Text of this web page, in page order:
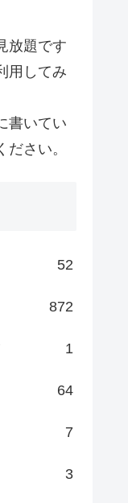
放題です
用してみ
書いてい
さい。
52
872
1
64
7
3